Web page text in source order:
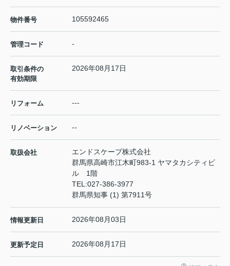
物件番号 105592465
管理コード -
取引条件の
有効期限
2026年08月17日
リフォーム ---
リノベーション --
取扱会社
エンドスケープ株式会社
群馬県高崎市江木町983-1 ヤマタカシティビ
ル 1階
TEL:027-386-3977
群馬県知事 (1) 第7911号
情報更新日 2026年08月03日
更新予定日 2026年08月17日